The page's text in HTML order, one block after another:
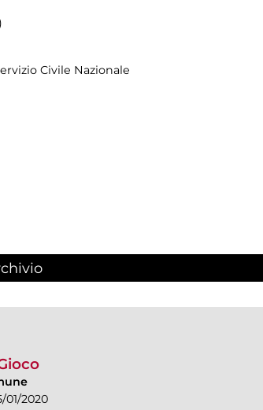
Civile Nazionale
01/2020